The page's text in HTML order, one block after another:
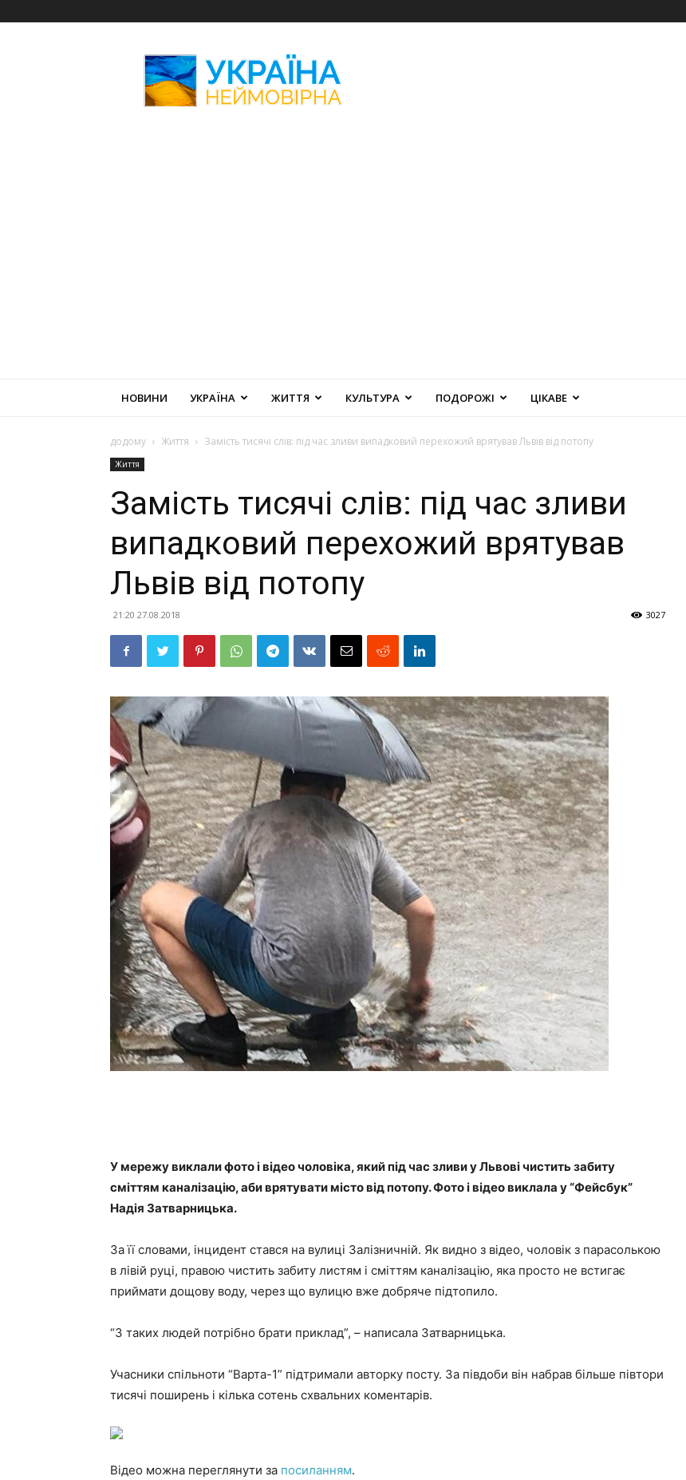
Неймовірна
НОВИНИ УКРАЇНА ЖИТТЯ КУЛЬТУРА ПОДОРОЖІ ЦІКАВЕ
додому Життя Замість тисячі слів: під час зливи випадковий перехожий врятував Львів від потопу
Життя
Замість тисячі слів: під час зливи
випадковий перехожий врятував
Львів від потопу
21:20 27.08.2018 3027
У мережу виклали фото і відео чоловіка, який під час зливи у Львові чистить забиту
сміттям каналізацію, аби врятувати місто від потопу. Фото і відео виклала у “Фейсбук”
Надія Затварницька.
За її словами, інцидент стався на вулиці Залізничній. Як видно з відео, чоловік з парасолькою
в лівій руці, правою чистить забиту листям і сміттям каналізацію, яка просто не встигає
приймати дощову воду, через що вулицю вже добряче підтопило.
“З таких людей потрібно брати приклад”, – написала Затварницька.
Учасники спільноти “Варта-1” підтримали авторку посту. За півдоби він набрав більше півтори
тисячі поширень і кілька сотень схвальних коментарів.
Відео можна переглянути за посиланням.